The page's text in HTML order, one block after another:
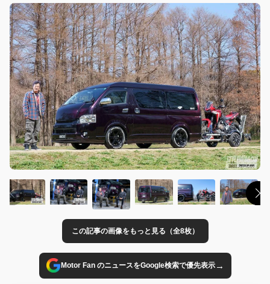
この記事の画像をもっと見る（全8枚）
Motor Fan のニュースをGoogle検索で優先表示→